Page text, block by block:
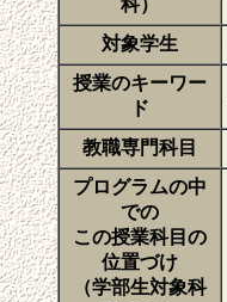
科）
対象学生
授業のキーワー
ド
教職専門科目
プログラムの中
での
この授業科目の
位置づけ
（学部生対象科